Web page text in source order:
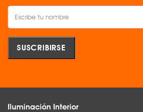
Iluminación Interior